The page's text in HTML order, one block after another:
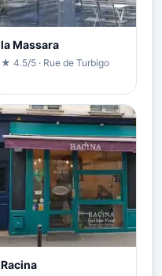
la Massara
★ 4.5/5 · Rue de Turbigo
Racina